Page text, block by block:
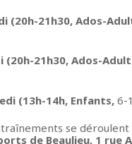
(20h-21h30, Ados-
(20h-21h30, Ados-
(13h-14h, Enfants, 6-
se déroulent
de Beaulieu, 1 rue